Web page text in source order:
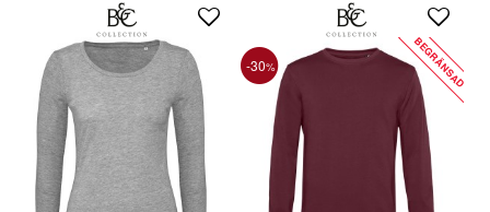
-30% BEGRÄNSAD